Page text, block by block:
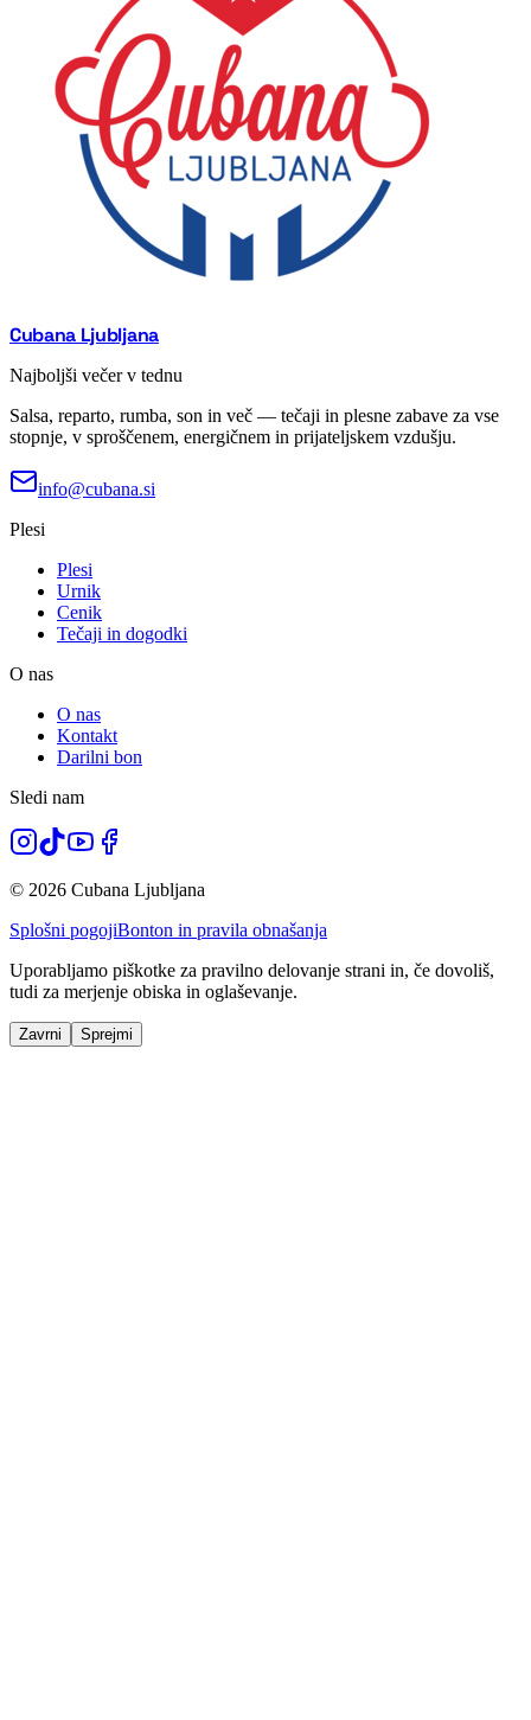
Cubana Ljubljana
Najboljši večer v tednu
Salsa, reparto, rumba, son in več — tečaji in plesne zabave za vse
stopnje, v sproščenem, energičnem in prijateljskem vzdušju.
info@cubana.si
Plesi
Plesi
Urnik
Cenik
Tečaji in dogodki
O nas
O nas
Kontakt
Darilni bon
Sledi nam
© 2026 Cubana Ljubljana
Splošni pogojiBonton in pravila obnašanja
Uporabljamo piškotke za pravilno delovanje strani in, če dovoliš,
tudi za merjenje obiska in oglaševanje.
Zavrni Sprejmi